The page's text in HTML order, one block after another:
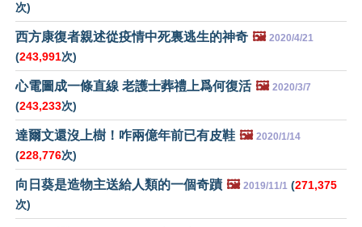
次)
西方康復者親述從疫情中死裏逃生的神奇 🖼️ 2020/4/21
(243,991次)
心電圖成一條直線 老護士葬禮上爲何復活 🖼️ 2020/3/7
(243,233次)
達爾文還沒上樹！咋兩億年前已有皮鞋 🖼️ 2020/1/14
(228,776次)
向日葵是造物主送給人類的一個奇蹟 🖼️ 2019/11/1 (271,375
次)